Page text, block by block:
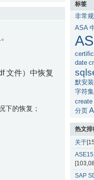
文件）中恢复
下的恢复；
标签
非常
ASA
date
默安装
字符集
分页
热文排
关于
SAP